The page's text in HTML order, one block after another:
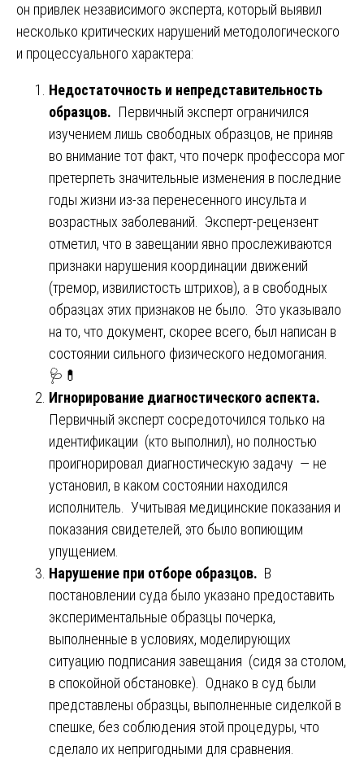
он привлек независимого эксперта, который выявил
несколько критических нарушений методологического
и процессуального характера:
Недостаточность и непредставительность
образцов. Первичный эксперт ограничился
изучением лишь свободных образцов, не приняв
во внимание тот факт, что почерк профессора мог
претерпеть значительные изменения в последние
годы жизни из-за перенесенного инсульта и
возрастных заболеваний. Эксперт-рецензент
отметил, что в завещании явно прослеживаются
признаки нарушения координации движений
(тремор, извилистость штрихов), а в свободных
образцах этих признаков не было. Это указывало
на то, что документ, скорее всего, был написан в
состоянии сильного физического недомогания.
🩺💊
Игнорирование диагностического аспекта.
Первичный эксперт сосредоточился только на
идентификации (кто выполнил), но полностью
проигнорировал диагностическую задачу — не
установил, в каком состоянии находился
исполнитель. Учитывая медицинские показания и
показания свидетелей, это было вопиющим
упущением.
Нарушение при отборе образцов. В
постановлении суда было указано предоставить
экспериментальные образцы почерка,
выполненные в условиях, моделирующих
ситуацию подписания завещания (сидя за столом,
в спокойной обстановке). Однако в суд были
представлены образцы, выполненные сиделкой в
спешке, без соблюдения этой процедуры, что
сделало их непригодными для сравнения.